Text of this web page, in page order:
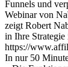
Funnels und
Webinar von
zeigt Robert
in Ihre
https://
In nur 50